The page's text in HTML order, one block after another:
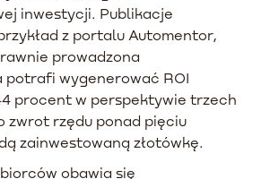
inwestycji. Publikacje
z portalu Automentor,
prowadzona
potrafi wygenerować ROI
procent w perspektywie trzech
zwrot rzędu ponad pięciu
zainwestowaną złotówkę.
obawia się